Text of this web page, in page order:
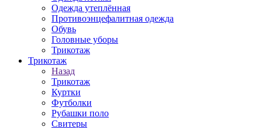
Одежда утеплённая
Противоэнцефалитная одежда
Обувь
Головные уборы
Трикотаж
Трикотаж
Назад
Трикотаж
Куртки
Футболки
Рубашки поло
Свитеры